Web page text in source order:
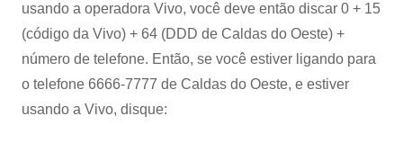
usando a operadora Vivo, você deve então discar 0 + 15
(código da Vivo) + 64 (DDD de Caldas do Oeste) +
número de telefone. Então, se você estiver ligando para
o telefone 6666-7777 de Caldas do Oeste, e estiver
usando a Vivo, disque: